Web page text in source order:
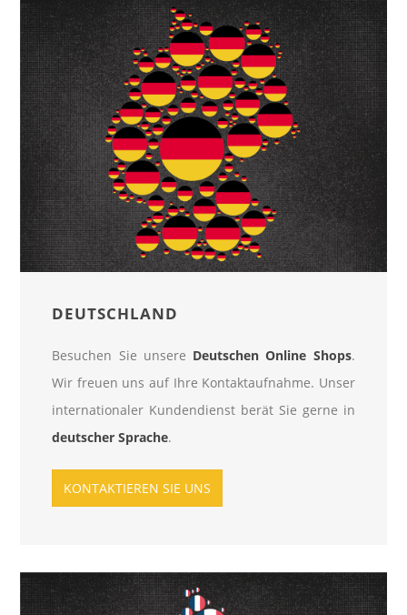
DEUTSCHLAND
Besuchen Sie unsere Deutschen Online Shops.
Wir freuen uns auf Ihre Kontaktaufnahme. Unser
internationaler Kundendienst berät Sie gerne in
deutscher Sprache.
KONTAKTIEREN SIE UNS